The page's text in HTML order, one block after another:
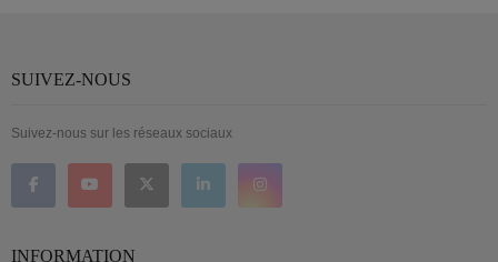
SUIVEZ-NOUS
Suivez-nous sur les réseaux sociaux
INFORMATION